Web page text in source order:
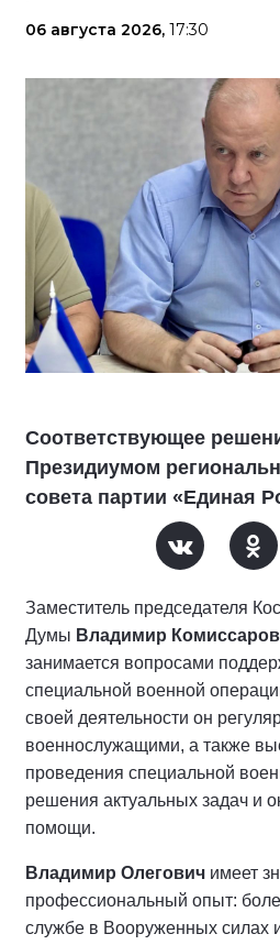
06 августа 2026, 17:30
Соответствующее
Президиумом
совета партии «Единая
Заместитель председателя
Думы Владимир Комиссаров
занимается вопросами
специальной военной
своей деятельности он
военнослужащими, а также
проведения специальной
решения актуальных задач и
помощи.
Владимир Олегович имеет
профессиональный опыт:
службе в Вооруженных силах